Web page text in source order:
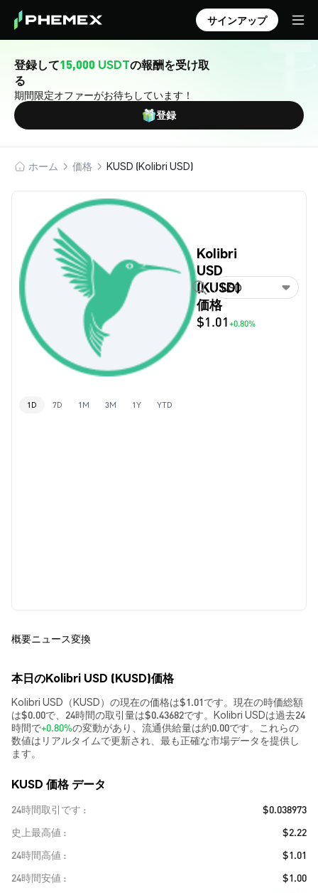
サインアップ
登録して15,000 USDTの報酬を受け取
る
期間限定オファーがお待ちしています！
登録
ホーム 価格 KUSD (Kolibri USD)
Kolibri
USD
(KUSD)
価格
$1.01 +0.80%
USD
1D 7D 1M 3M 1Y YTD
概要ニュース変換
本日のKolibri USD (KUSD)価格
Kolibri USD（KUSD）の現在の価格は$1.01です。現在の時価総額
は$0.00で、24時間の取引量は$0.43682です。Kolibri USDは過去24
時間で+0.80%の変動があり、流通供給量は約0.00です。これらの
数値はリアルタイムで更新され、最も正確な市場データを提供し
ます。
KUSD 価格 データ
24時間取引です
$0.038973
史上最高値
$2.22
24時間高値
$1.01
24時間安値
$1.00